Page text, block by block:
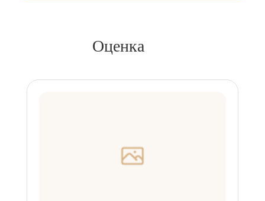
Оценка